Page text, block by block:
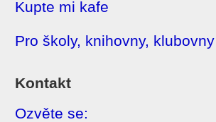
Kupte mi kafe
Pro školy, knihovny, klubovny
Kontakt
Ozvěte se: